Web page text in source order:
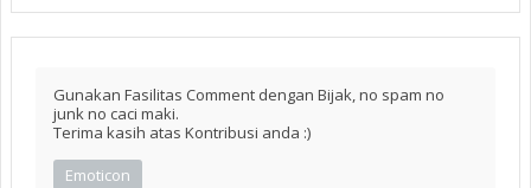
Gunakan Fasilitas Comment dengan Bijak, no spam no
junk no caci maki.
Terima kasih atas Kontribusi anda :)
Emoticon